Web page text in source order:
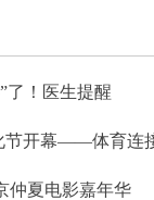
了！医生提醒
节开幕——体育连
仲夏电影嘉年华